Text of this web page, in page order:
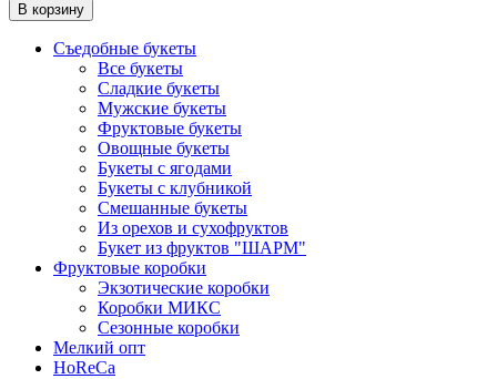
В корзину
Съедобные букеты
Все букеты
Сладкие букеты
Мужские букеты
Фруктовые букеты
Овощные букеты
Букеты с ягодами
Букеты с клубникой
Смешанные букеты
Из орехов и сухофруктов
Букет из фруктов "ШАРМ"
Фруктовые коробки
Экзотические коробки
Коробки МИКС
Сезонные коробки
Мелкий опт
HoReCa